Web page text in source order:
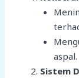
aspal.
Sistem